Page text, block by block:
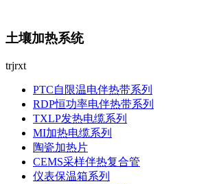
土壤加热系统
trjrxt
PTC自限温电伴热带系列
RDP恒功率电伴热带系列
TXLP发热电缆系列
MI加热电缆系列
陶瓷加热片
CEMS采样伴热复合管
仪表保温箱系列